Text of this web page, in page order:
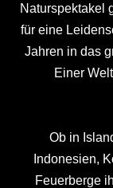
Naturspektakel
für eine
Jahren in das
Einer
Ob in
Indonesien,
Feuerberge